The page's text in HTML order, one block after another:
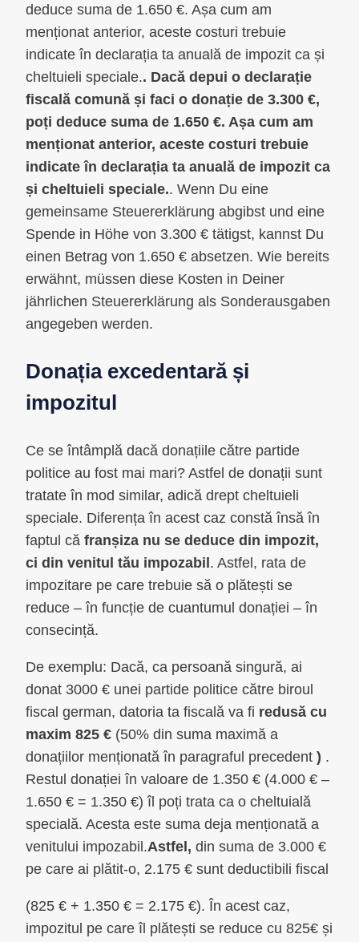
deduce suma de 1.650 €. Așa cum am
menționat anterior, aceste costuri trebuie
indicate în declarația ta anuală de impozit ca și
cheltuieli speciale.. Dacă depui o declarație
fiscală comună și faci o donație de 3.300 €,
poți deduce suma de 1.650 €. Așa cum am
menționat anterior, aceste costuri trebuie
indicate în declarația ta anuală de impozit ca
și cheltuieli speciale.. Wenn Du eine
gemeinsame Steuererklärung abgibst und eine
Spende in Höhe von 3.300 € tätigst, kannst Du
einen Betrag von 1.650 € absetzen. Wie bereits
erwähnt, müssen diese Kosten in Deiner
jährlichen Steuererklärung als Sonderausgaben
angegeben werden.
Donația excedentară și
impozitul
Ce se întâmplă dacă donațiile către partide
politice au fost mai mari? Astfel de donații sunt
tratate în mod similar, adică drept cheltuieli
speciale. Diferența în acest caz constă însă în
faptul că franșiza nu se deduce din impozit,
ci din venitul tău impozabil. Astfel, rata de
impozitare pe care trebuie să o plătești se
reduce – în funcție de cuantumul donației – în
consecință.
De exemplu: Dacă, ca persoană singură, ai
donat 3000 € unei partide politice către biroul
fiscal german, datoria ta fiscală va fi redusă cu
maxim 825 € (50% din suma maximă a
donațiilor menționată în paragraful precedent ) .
Restul donației în valoare de 1.350 € (4.000 € –
1.650 € = 1.350 €) îl poți trata ca o cheltuială
specială. Acesta este suma deja menționată a
venitului impozabil.Astfel, din suma de 3.000 €
pe care ai plătit-o, 2.175 € sunt deductibili fiscal
(825 € + 1.350 € = 2.175 €). În acest caz,
impozitul pe care îl plătești se reduce cu 825€ și